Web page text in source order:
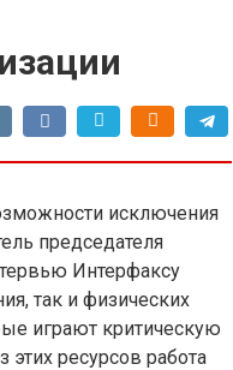
исключения
председателя
Интерфаксу
так и физических
играют критическую
этих ресурсов работа